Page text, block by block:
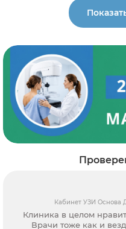
Кабинет УЗИ Основа
Клиника в целом
Врачи тоже как и